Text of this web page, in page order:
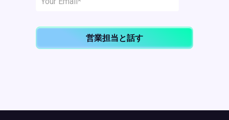
営業担当と話す